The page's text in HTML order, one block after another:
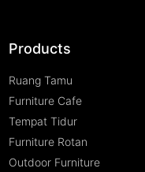
Products
Ruang Tamu
Furniture Cafe
Tempat Tidur
Furniture Rotan
Outdoor Furniture